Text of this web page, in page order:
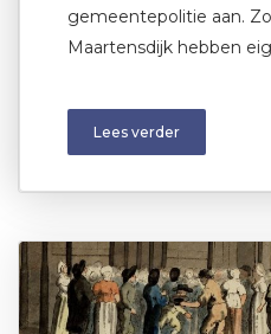
gemeentepolitie aan.
Maartensdijk hebben
Lees verder